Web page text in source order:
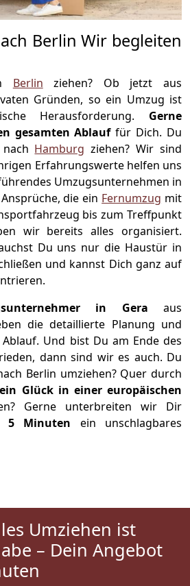
Berlin Wir begleiten
Berlin ziehen? Ob jetzt aus
Gründen, so ein Umzug ist
Herausforderung. Gerne
gesamten Ablauffür Dich. Du
Hamburg ziehen? Wir sind
Erfahrungswerte helfen uns
Umzugsunternehmen in
die ein Fernumzug mit
bis zum Treffpunkt
wir bereits alles organisiert.
Du uns nur die Haustür in
und kannst Dich ganz auf
in Gera aus
die detaillierte Planung und
Und bist Du am Ende des
dann sind wir es auch. Du
Berlin umziehen? Quer durch
Glück in einer europäischen
Gerne unterbreiten wir Dir
5 Minuten ein unschlagbares
Umziehen ist
– Dein Angebot